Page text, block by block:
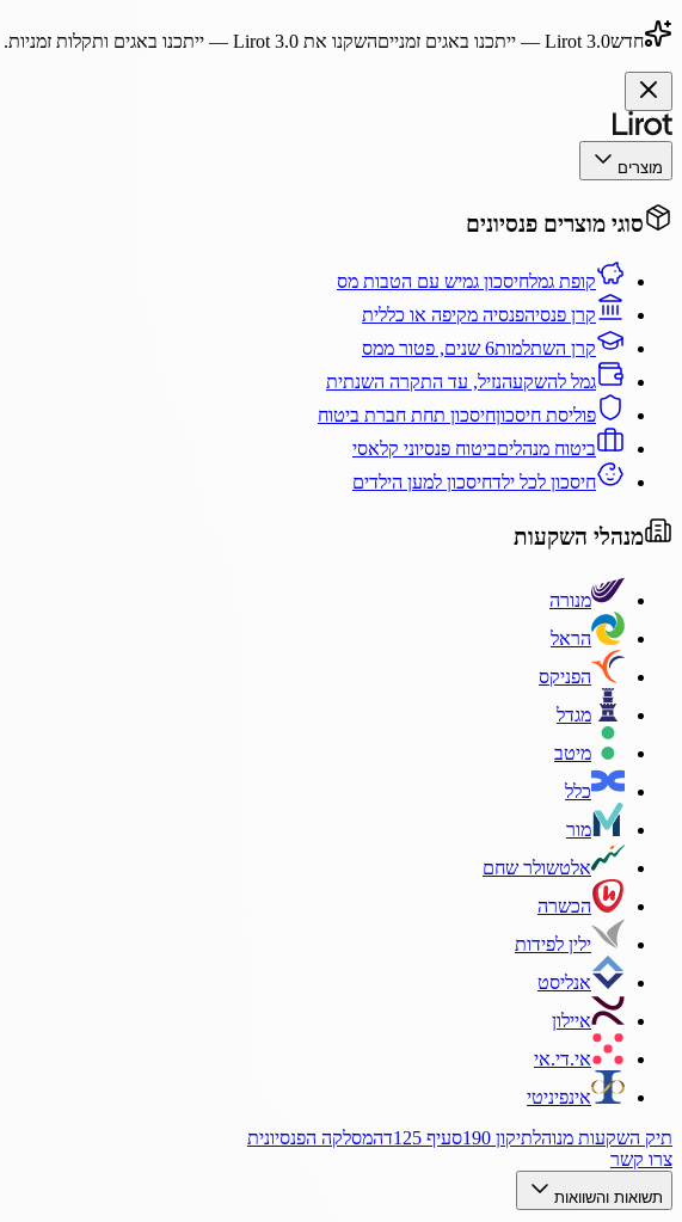
חדשLirot 3.0 — ייתכנו באגים זמנייםהשקנו את Lirot 3.0 — ייתכנו באגים ותקלות זמניות.
מוצרים
סוגי מוצרים פנסיונים
קופת גמלחיסכון גמיש עם הטבות מס
קרן פנסיהפנסיה מקיפה או כללית
קרן השתלמות6 שנים, פטור ממס
גמל להשקעהנזיל, עד התקרה השנתית
פוליסת חיסכוןחיסכון תחת חברת ביטוח
ביטוח מנהליםביטוח פנסיוני קלאסי
חיסכון לכל ילדחיסכון למען הילדים
מנהלי השקעות
מנורה
הראל
הפניקס
מגדל
מיטב
כלל
מור
אלטשולר שחם
הכשרה
ילין לפידות
אנליסט
איילון
אי.די.אי
אינפיניטי
תיק השקעות מנוהלתיקון 190 סעיף 125ד
המסלקה הפנסיונית
צרו קשר
תשואות והשוואות